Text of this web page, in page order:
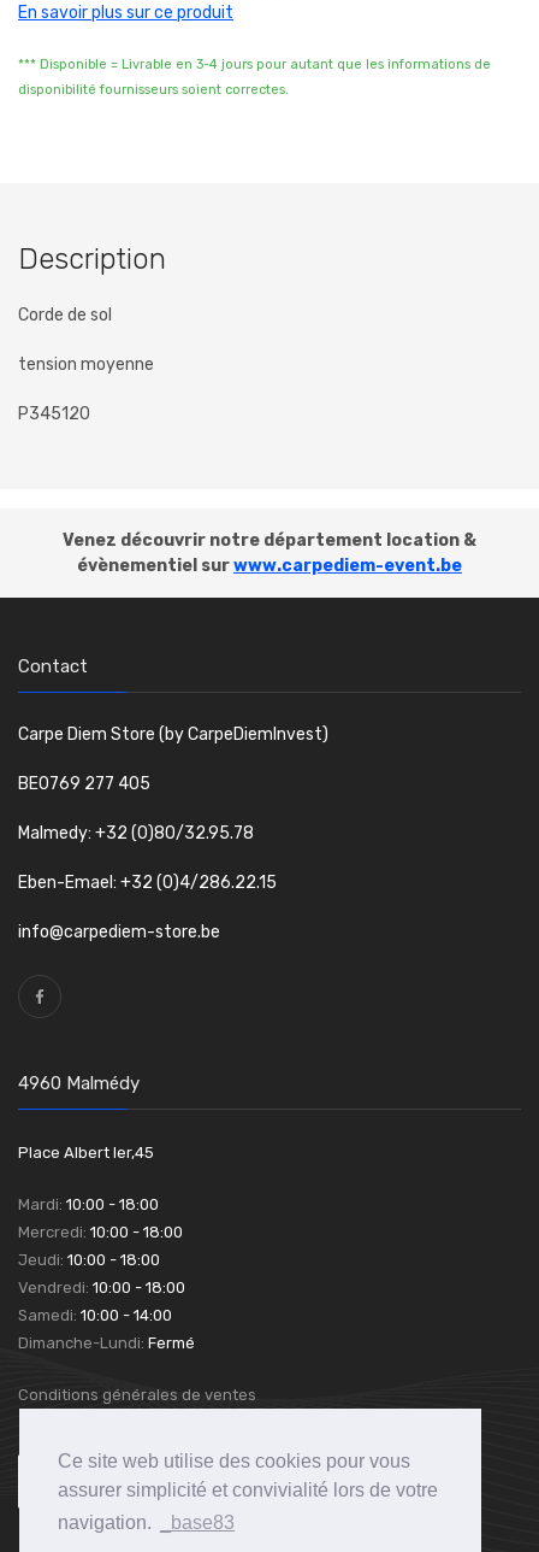
Ce site web utilise des cookies pour vous
assurer simplicité et convivialité lors de votre
navigation.
_base83
En savoir plus sur ce produit
*** Disponible = Livrable en 3-4 jours pour autant que les informations de
disponibilité fournisseurs soient correctes.
Description
Corde de sol
tension moyenne
P345120
Venez découvrir notre département location &
évènementiel surwww.carpediem-event.be
Contact
Carpe Diem Store (by CarpeDiemInvest)
BE0769 277 405
Malmedy: +32 (0)80/32.95.78
Eben-Emael: +32 (0)4/286.22.15
info@carpediem-store.be
4960 Malmédy
Place Albert Ier,45
Mardi: 10:00 - 18:00
Mercredi: 10:00 - 18:00
Jeudi: 10:00 - 18:00
Vendredi: 10:00 - 18:00
Samedi: 10:00 - 14:00
Dimanche-Lundi: Fermé
Conditions générales de ventes